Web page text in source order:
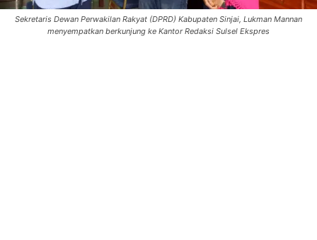
Sekretaris Dewan Perwakilan Rakyat (DPRD) Kabupaten Sinjai, Lukman Mannan
menyempatkan berkunjung ke Kantor Redaksi Sulsel Ekspres